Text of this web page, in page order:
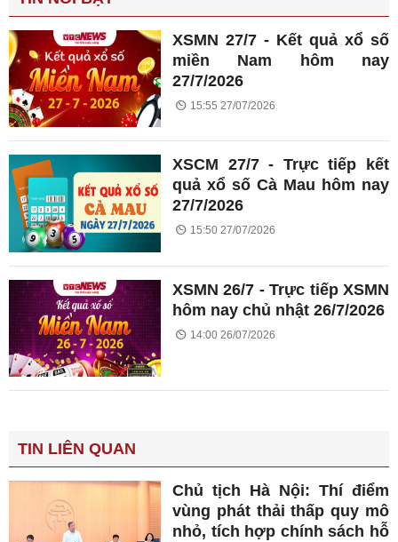
XSMN 27/7 - Kết quả xổ số
miền Nam hôm nay
27/7/2026
15:55 27/07/2026
XSCM 27/7 - Trực tiếp kết
quả xổ số Cà Mau hôm nay
27/7/2026
15:50 27/07/2026
XSMN 26/7 - Trực tiếp XSMN
hôm nay chủ nhật 26/7/2026
14:00 26/07/2026
TIN LIÊN QUAN
Chủ tịch Hà Nội: Thí điểm
vùng phát thải thấp quy mô
nhỏ, tích hợp chính sách hỗ